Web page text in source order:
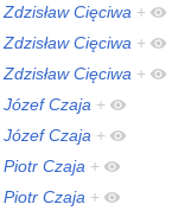
Zdzisław Cięciwa +
Zdzisław Cięciwa +
Zdzisław Cięciwa +
Józef Czaja +
Józef Czaja +
Piotr Czaja +
Piotr Czaja +